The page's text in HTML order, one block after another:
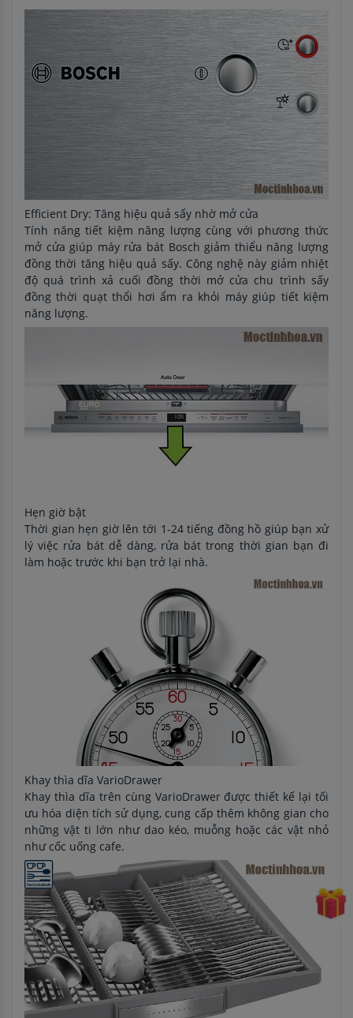
Efficient Dry: Tăng hiệu quả sấy nhờ mở cửa
Tính năng tiết kiệm năng lượng cùng với phương thức
mở cửa giúp máy rửa bát Bosch giảm thiểu năng lượng
đồng thời tăng hiệu quả sấy. Công nghệ này giảm nhiệt
độ quá trình xả cuối đồng thời mở cửa chu trình sấy
đồng thời quạt thổi hơi ẩm ra khỏi máy giúp tiết kiệm
năng lượng.
Hẹn giờ bật
Thời gian hẹn giờ lên tới 1-24 tiếng đồng hồ giúp bạn xử
lý việc rửa bát dễ dàng, rửa bát trong thời gian bạn đi
làm hoặc trước khi bạn trở lại nhà.
Khay thìa dĩa VarioDrawer
Khay thìa dĩa trên cùng VarioDrawer được thiết kế lại tối
ưu hóa diện tích sử dụng, cung cấp thêm không gian cho
những vật ti lớn như dao kéo, muỗng hoặc các vật nhỏ
như cốc uống cafe.